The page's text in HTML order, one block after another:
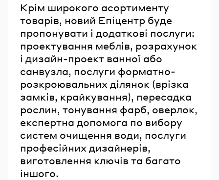
Крім широкого асортименту
товарів, новий Епіцентр буде
пропонувати і додаткові послуги:
проектування меблів, розрахунок
і дизайн-проект ванної або
санвузла, послуги форматно-
розкроювальних ділянок (врізка
замків, крайкування), пересадка
рослин, тонування фарб, оверлок,
експертна допомога по вибору
систем очищення води, послуги
професійних дизайнерів,
виготовлення ключів та багато
іншого.